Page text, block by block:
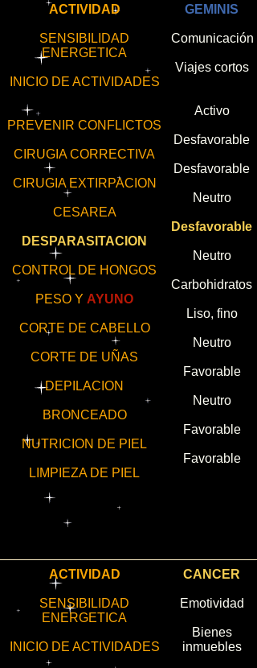
GEMINIS
Comunicación
Viajes cortos
Activo
Desfavorable
Desfavorable
Neutro
Desfavorable
Neutro
Carbohidratos
Liso, fino
Neutro
Favorable
Neutro
Favorable
Favorable
CANCER
Emotividad
Bienes
inmuebles
ACTIVIDAD
SENSIBILIDAD
ENERGETICA
INICIO DE ACTIVIDADES
PREVENIR CONFLICTOS
CIRUGIA CORRECTIVA
CIRUGIA EXTIRPACION
CESAREA
DESPARASITACION
CONTROL DE HONGOS
PESO Y AYUNO
CORTE DE CABELLO
CORTE DE UÑAS
DEPILACION
BRONCEADO
NUTRICION DE PIEL
LIMPIEZA DE PIEL
ACTIVIDAD
SENSIBILIDAD
ENERGETICA
INICIO DE ACTIVIDADES